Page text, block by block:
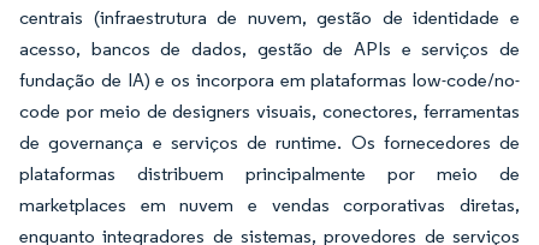
centrais (infraestrutura de nuvem, gestão de identidade e
acesso, bancos de dados, gestão de APIs e serviços de
fundação de IA) e os incorpora em plataformas low-code/no-
code por meio de designers visuais, conectores, ferramentas
de governança e serviços de runtime. Os fornecedores de
plataformas distribuem principalmente por meio de
marketplaces em nuvem e vendas corporativas diretas,
enquanto integradores de sistemas, provedores de serviços